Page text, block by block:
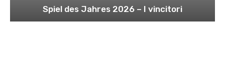
Spiel des Jahres 2026 – I vincitori